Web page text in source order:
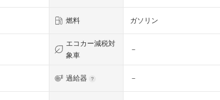
燃料 ガソリン
エコカー減税対
象車
－
過給器 －